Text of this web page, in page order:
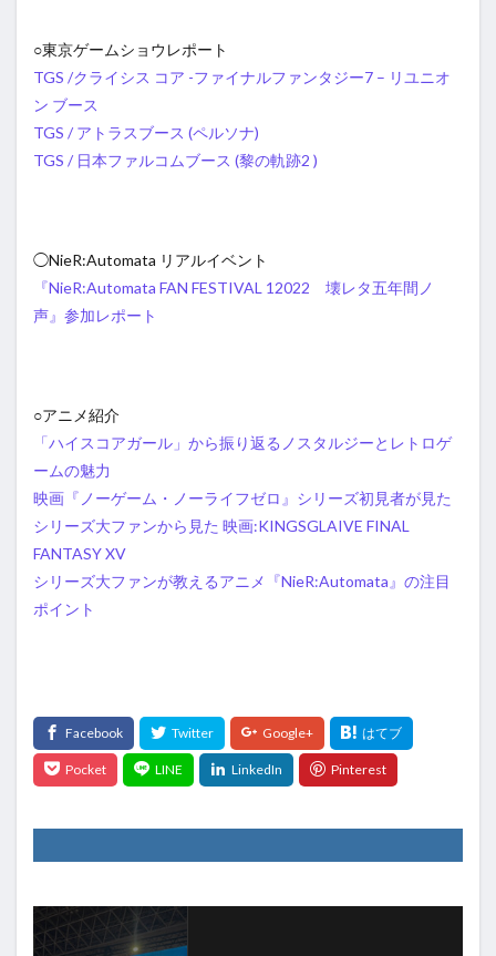
○東京ゲームショウレポート
TGS /クライシス コア -ファイナルファンタジー7 – リユニオ
ン ブース
TGS / アトラスブース (ペルソナ)
TGS / 日本ファルコムブース (黎の軌跡2 )
◯NieR:Automata リアルイベント
『NieR:Automata FAN FESTIVAL 12022 壊レタ五年間ノ
声』参加レポート
○アニメ紹介
「ハイスコアガール」から振り返るノスタルジーとレトロゲ
ームの魅力
映画『ノーゲーム・ノーライフゼロ』シリーズ初見者が見た
シリーズ大ファンから見た 映画:KINGSGLAIVE FINAL
FANTASY XV
シリーズ大ファンが教えるアニメ『NieR:Automata』の注目
ポイント